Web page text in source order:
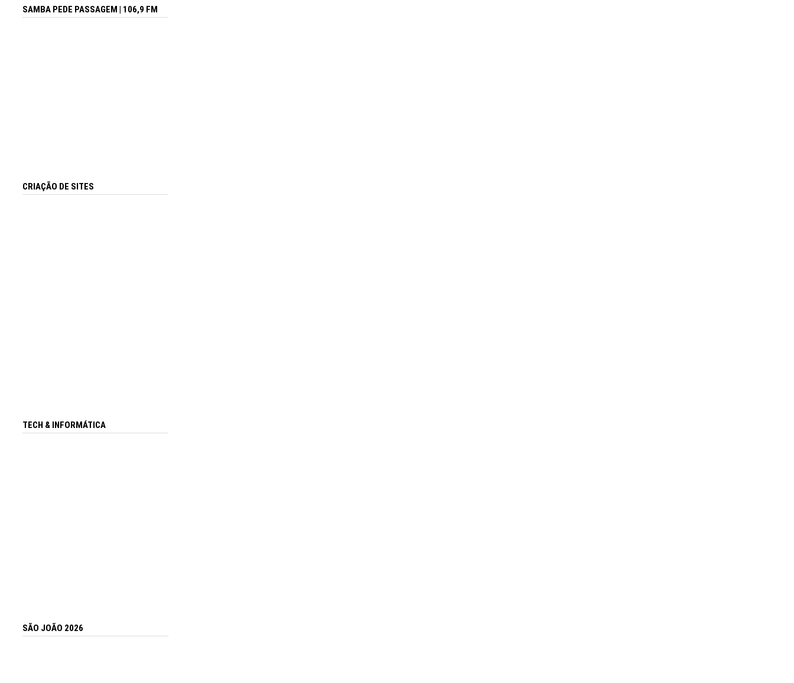
SAMBA PEDE PASSAGEM | 106,9 FM
CRIAÇÃO DE SITES
TECH & INFORMÁTICA
SÃO JOÃO 2026